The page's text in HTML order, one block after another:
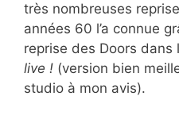
très nombreuses
années 60 l’a connue
reprise des Doors dans
live ! (version bien
studio à mon avis).